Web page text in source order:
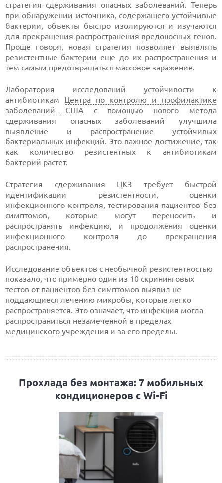
стратегия сдерживания опасных заболеваний. Теперь
при обнаружении источника, содержащего устойчивые
бактерии, объекты быстро изолируются и изучаются
для прекращения распространения вредоносных генов.
Проще говоря, новая стратегия позволяет выявлять
резистентные бактерии еще до их распространения и
тем самым предотвращаться массовое заражение.
Лаборатория исследований устойчивости к
антибиотикам Центра по контролю и профилактике
заболеваний США с помощью нового метода
сдерживания опасных заболеваний улучшила
выявление и распространение устойчивых
бактериальных инфекций. Это важное достижение, так
как количество резистентных к антибиотикам
бактерий растет.
Стратегия сдерживания ЦКЗ требует быстрой
идентификации резистентности, оценки
инфекционного контроля, тестирования пациентов без
симптомов, которые могут переносить и
распространять инфекцию, и продолжения оценки
инфекционного контроля до прекращения
распространения.
Исследование объектов с необычной резистентностью
показало, что примерно один из 10 скрининговых
тестов от пациентов без симптомов выявил не
поддающиеся лечению микробы, которые легко
распространяется. Это означает, что инфекция могла
распространиться незамеченной в пределах
медицинского учреждения и за его пределы.
Прохлада без монтажа: 7 мобильных
кондиционеров с Wi-Fi